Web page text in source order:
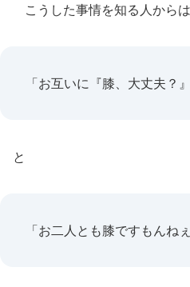
こうした事情を知る人からは
「お互いに『膝、大丈夫？』
と
「お二人とも膝ですもんねぇ